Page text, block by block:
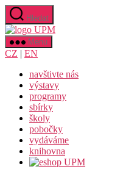
Přejít
obsahu
Hledat
Menu
CZ | EN
navštivte nás
výstavy
programy
sbírky
školy
pobočky
vydáváme
knihovna